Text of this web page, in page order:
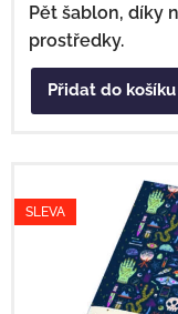
Pět šablon, díky
prostředky.
Přidat do košíku
SLEVA